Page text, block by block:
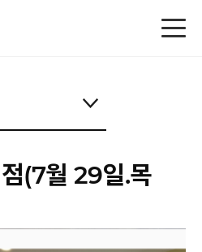
(7월 29일.목